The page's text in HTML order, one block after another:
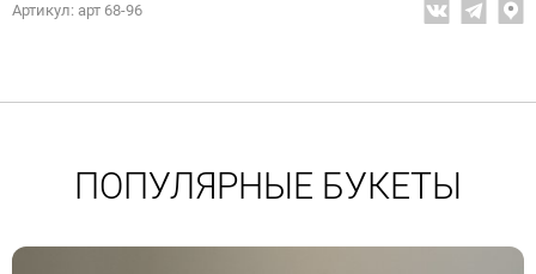
Артикул: арт 68-96
ПОПУЛЯРНЫЕ БУКЕТЫ